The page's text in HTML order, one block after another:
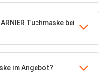
Tuchmaske bei
im Angebot?